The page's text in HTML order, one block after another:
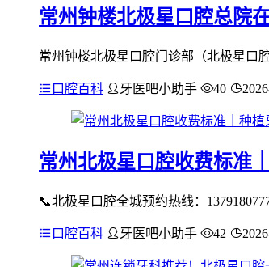
常州钟楼北极星口腔总院
常州钟楼北极星口腔门诊部（北极星口
口腔百科 牙医吧小助手 40
常州北极星口腔收费标准
📞北极星口腔全城预约热线：
口腔百科 牙医吧小助手 42